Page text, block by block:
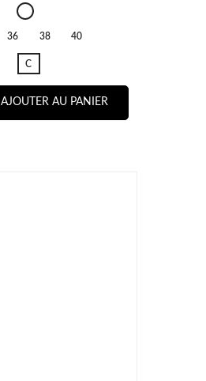
Aswan
36 38 40
C
AJOUTER AU PANIER